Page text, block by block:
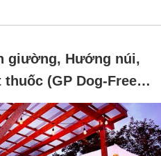
giường, Hướng núi,
thuốc (GP Dog-Free